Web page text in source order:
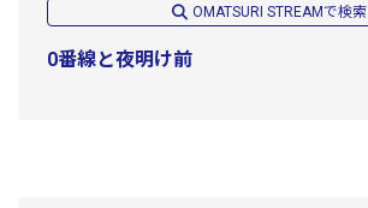
OMATSURI STREAMで検索
0番線と夜明け前